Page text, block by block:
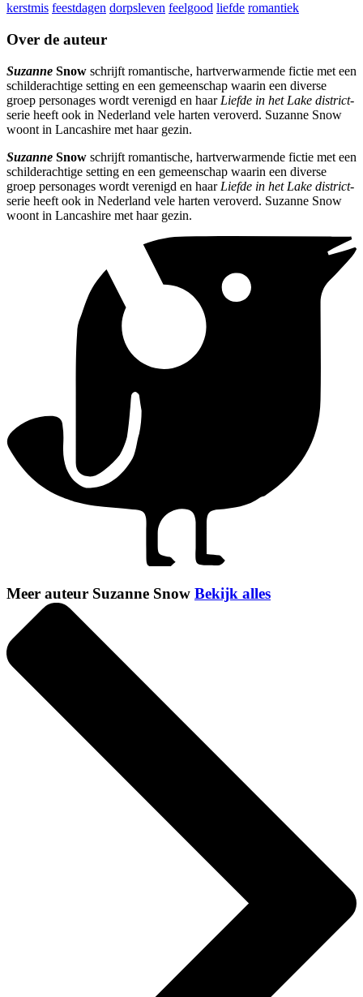
kerstmis feestdagen dorpsleven feelgood liefde romantiek
Over de auteur
Suzanne Snow schrijft romantische, hartverwarmende fictie met een
schilderachtige setting en een gemeenschap waarin een diverse
groep personages wordt verenigd en haar Liefde in het Lake district-
serie heeft ook in Nederland vele harten veroverd. Suzanne Snow
woont in Lancashire met haar gezin.
Suzanne Snow schrijft romantische, hartverwarmende fictie met een
schilderachtige setting en een gemeenschap waarin een diverse
groep personages wordt verenigd en haar Liefde in het Lake district-
serie heeft ook in Nederland vele harten veroverd. Suzanne Snow
woont in Lancashire met haar gezin.
Meer auteur Suzanne Snow Bekijk alles